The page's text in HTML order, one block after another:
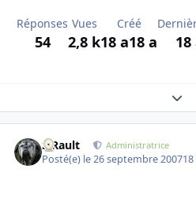
Réponses
54
Vues
2,8 k
Créé
18 a18 a 18
S.Rault Administratrice
Posté(e) le 26 septembre 200718